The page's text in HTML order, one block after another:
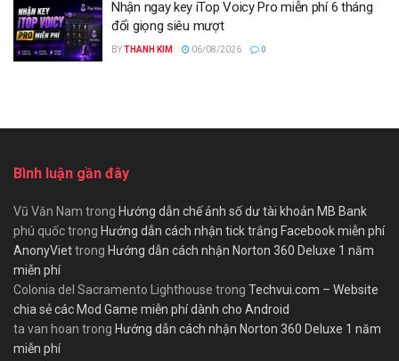
Nhận ngay key iTop Voicy Pro miễn phí 6 tháng
đổi giọng siêu mượt
BYTHANH KIM 06/08/2026 0
Bình luận gần đây
Vũ Văn Nam trong Hướng dẫn chế ảnh số dư tài khoản MB Bank
phú quốctrong Hướng dẫn cách nhận tick trắng Facebook miễn phí
AnonyViettrong Hướng dẫn cách nhận Norton 360 Deluxe 1 năm
miễn phí
Colonia del Sacramento Lighthouse trong Techvui.com – Website
chia sẻ các Mod Game miễn phí dành cho Android
ta van hoan trong Hướng dẫn cách nhận Norton 360 Deluxe 1 năm
miễn phí